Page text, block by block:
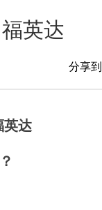
英达
分享